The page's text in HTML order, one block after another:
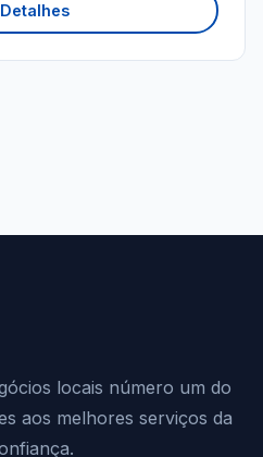
locais número um do
aos melhores serviços da